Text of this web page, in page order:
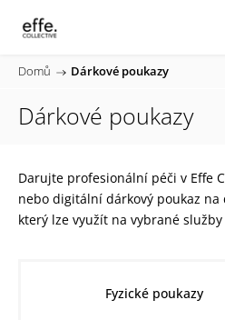
Domů / Dárkové poukazy
Dárkové poukazy
Darujte profesionální péči v Effe
nebo digitální dárkový poukaz na
který lze využít na vybrané
Fyzické poukazy